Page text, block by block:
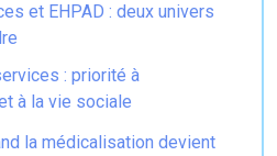
et EHPAD : deux univers
: priorité à
à la vie sociale
la médicalisation devient